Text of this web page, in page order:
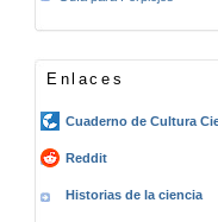
Enlaces
Cuaderno de Cultura
Reddit
Historias de la ciencia